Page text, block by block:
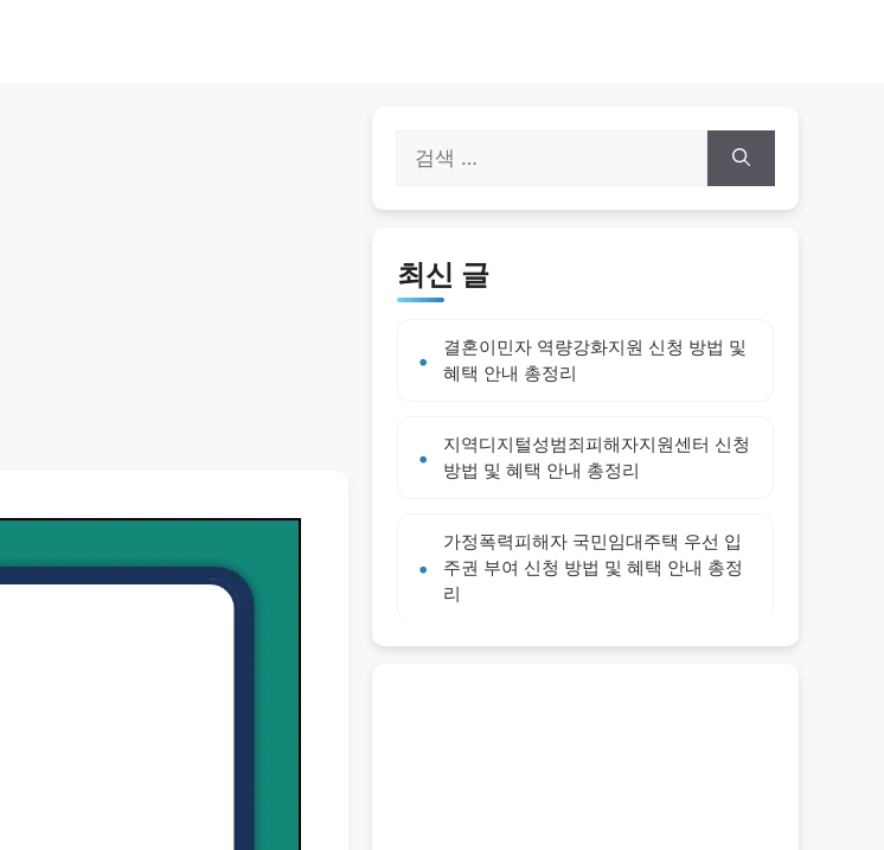
색:
최신 글
결혼이민자 역량강화지원 신청 방법 및
혜택 안내 총정리
지역디지털성범죄피해자지원센터 신청
방법 및 혜택 안내 총정리
가정폭력피해자 국민임대주택 우선 입
주권 부여 신청 방법 및 혜택 안내 총정
리